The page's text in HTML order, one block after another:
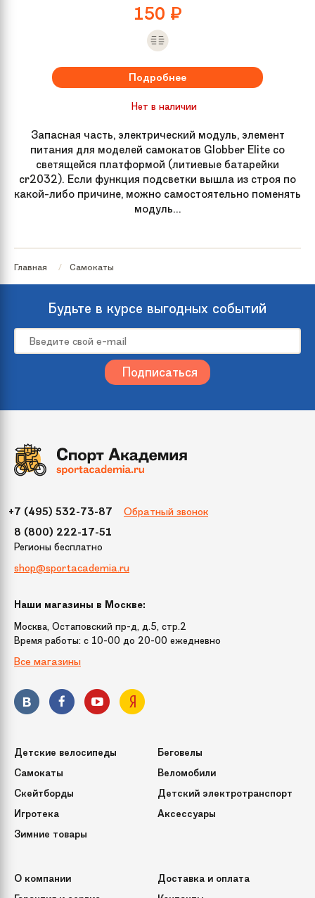
150 ₽
Подробнее
Нет в наличии
Запасная часть, электрический модуль, элемент
питания для моделей самокатов Globber Elite со
светящейся платформой (литиевые батарейки
cr2032). Если функция подсветки вышла из строя по
какой-либо причине, можно самостоятельно поменять
модуль...
Главная Самокаты
Будьте в курсе выгодных событий
+7 (495) 532-73-87 Обратный звонок
8 (800) 222-17-51
Регионы бесплатно
shop@sportacademia.ru
Наши магазины в Москве:
Москва, Остаповский пр-д, д.5, стр.2
Время работы: c 10-00 до 20-00 ежедневно
Все магазины
Детские велосипеды
Беговелы
Самокаты
Веломобили
Скейтборды
Детский электротранспорт
Игротека
Аксессуары
Зимние товары
О компании
Доставка и оплата